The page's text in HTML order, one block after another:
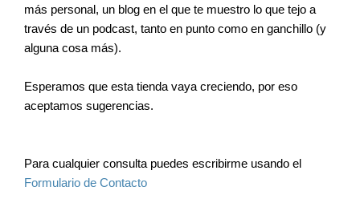
más personal, un blog en el que te muestro lo que tejo a
través de un podcast, tanto en punto como en ganchillo (y
alguna cosa más).
Esperamos que esta tienda vaya creciendo, por eso
aceptamos sugerencias.
Formulario de Contacto